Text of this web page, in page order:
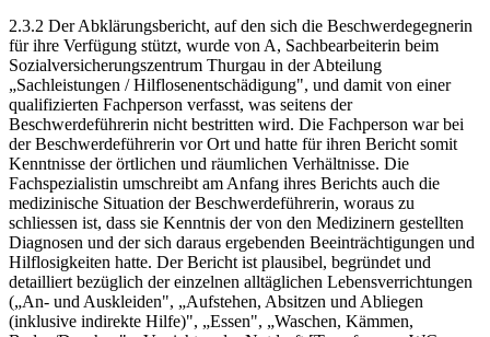
2.3.2 Der Abklärungsbericht, auf den sich die Beschwerdegegnerin
für ihre Verfügung stützt, wurde von A, Sachbearbeiterin beim
Sozialversicherungszentrum Thurgau in der Abteilung
„Sachleistungen / Hilflosenentschädigung", und damit von einer
qualifizierten Fachperson verfasst, was seitens der
Beschwerdeführerin nicht bestritten wird. Die Fachperson war bei
der Beschwerdeführerin vor Ort und hatte für ihren Bericht somit
Kenntnisse der örtlichen und räumlichen Verhältnisse. Die
Fachspezialistin umschreibt am Anfang ihres Berichts auch die
medizinische Situation der Beschwerdeführerin, woraus zu
schliessen ist, dass sie Kenntnis der von den Medizinern gestellten
Diagnosen und der sich daraus ergebenden Beeinträchtigungen und
Hilflosigkeiten hatte. Der Bericht ist plausibel, begründet und
detailliert bezüglich der einzelnen alltäglichen Lebensverrichtungen
(„An- und Auskleiden", „Aufstehen, Absitzen und Abliegen
(inklusive indirekte Hilfe)", „Essen", „Waschen, Kämmen,